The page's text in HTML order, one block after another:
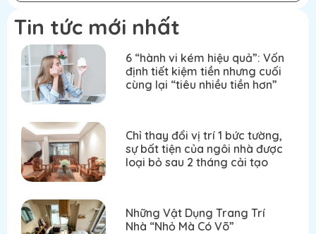
Tin tức mới nhất
6 “hành vi kém hiệu quả”: Vốn
định tiết kiệm tiền nhưng cuối
cùng lại “tiêu nhiều tiền hơn”
Chỉ thay đổi vị trí 1 bức tường,
sự bất tiện của ngôi nhà được
loại bỏ sau 2 tháng cải tạo
Những Vật Dụng Trang Trí
Nhà “Nhỏ Mà Có Võ”